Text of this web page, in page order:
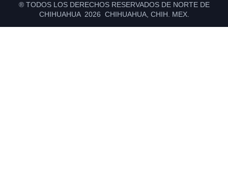
® TODOS LOS DERECHOS RESERVADOS DE NORTE DE
CHIHUAHUA 2026 CHIHUAHUA, CHIH. MEX.